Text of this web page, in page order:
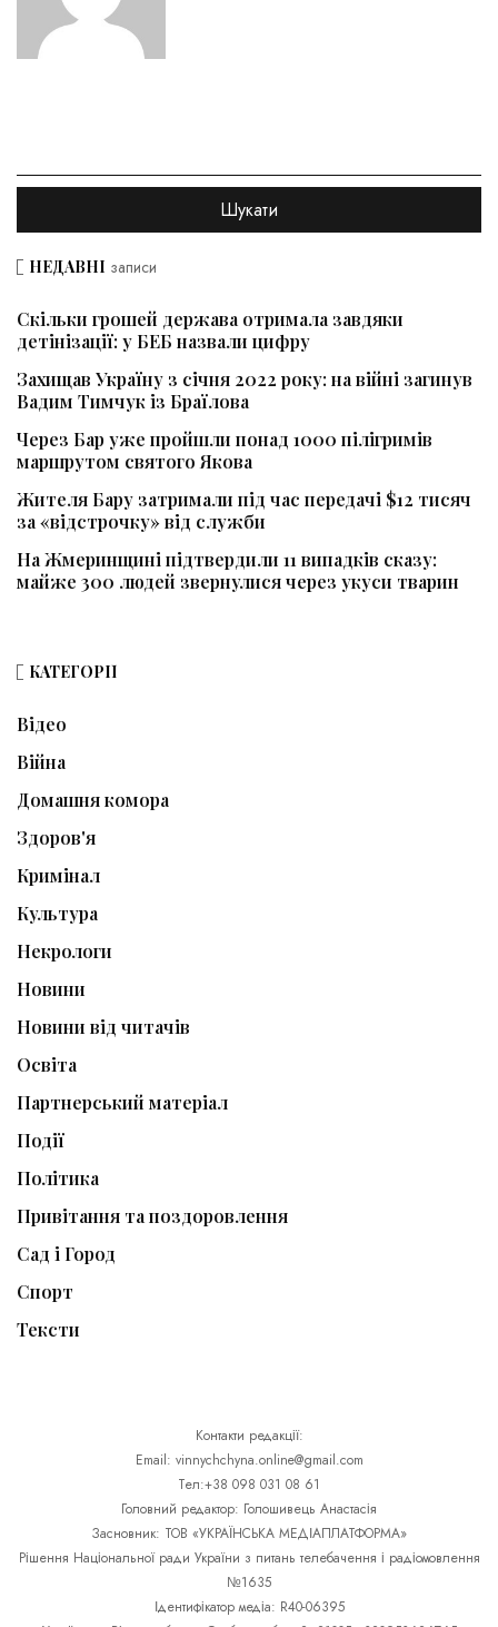
НЕДАВНІ записи
Скільки грошей держава отримала завдяки
детінізації: у БЕБ назвали цифру
Захищав Україну з січня 2022 року: на війні загинув
Вадим Тимчук із Браїлова
Через Бар уже пройшли понад 1000 пілігримів
маршрутом святого Якова
Жителя Бару затримали під час передачі $12 тисяч
за «відстрочку» від служби
На Жмеринщині підтвердили 11 випадків сказу:
майже 300 людей звернулися через укуси тварин
КАТЕГОРІЇ
Відео
Війна
Домашня комора
Здоров'я
Кримінал
Культура
Некрологи
Новини
Новини від читачів
Освіта
Партнерський матеріал
Події
Політика
Привітання та поздоровлення
Сад і Город
Спорт
Тексти
Контакти редакції:
Email: vinnychchyna.online@gmail.com
Тел:+38 098 031 08 61
Головний редактор: Голошивець Анастасія
Засновник: ТОВ «УКРАЇНСЬКА МЕДІАПЛАТФОРМА»
Рішення Національної ради України з питань телебачення і радіомовлення
№1635
Ідентифікатор медіа: R40-06395